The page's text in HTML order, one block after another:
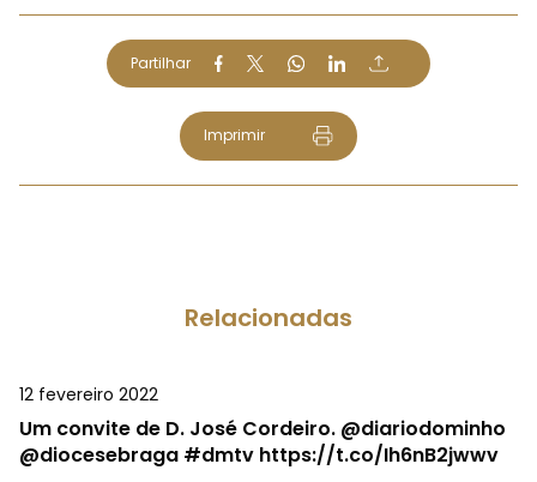
Partilhar
Imprimir
Relacionadas
12 fevereiro 2022
Um convite de D. José Cordeiro. @diariodominho
@diocesebraga #dmtv https://t.co/Ih6nB2jwwv